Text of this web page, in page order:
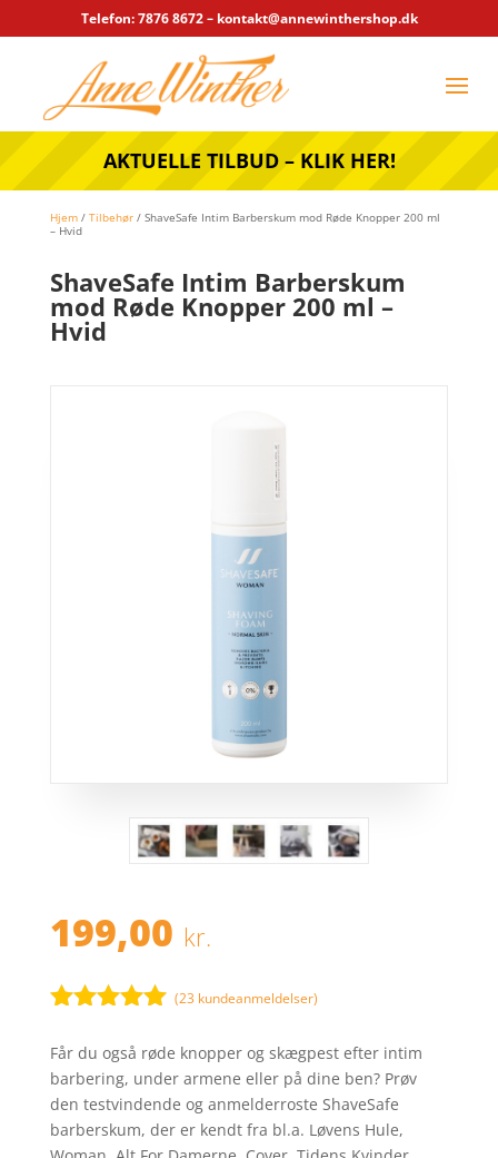
Telefon: 7876 8672 – kontakt@annewinthershop.dk
AKTUELLE TILBUD – KLIK HER!
Hjem/ Tilbehør/ ShaveSafe Intim Barberskum mod Røde Knopper 200 ml
– Hvid
ShaveSafe Intim Barberskum
mod Røde Knopper 200 ml –
Hvid
199,00 kr.
som5ud
af 5
baseret på
kundebedøm
melser
(23kundeanmeldelser)
Får du også røde knopper og skægpest efter intim
barbering, under armene eller på dine ben? Prøv
den testvindende og anmelderroste ShaveSafe
barberskum, der er kendt fra bl.a. Løvens Hule,